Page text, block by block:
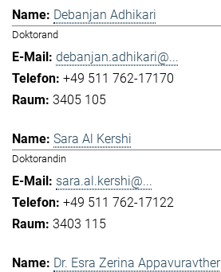
Debanjan Adhikari
Doktorand
debanjan.adhikari@...
+49 511 762-17170
3405 105
Sara Al Kershi
Doktorandin
sara.al.kershi@...
+49 511 762-17122
3403 115
Dr. Esra Zerina Appavuravther